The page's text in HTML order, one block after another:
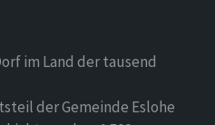
im Land der tausend
der Gemeinde Eslohe